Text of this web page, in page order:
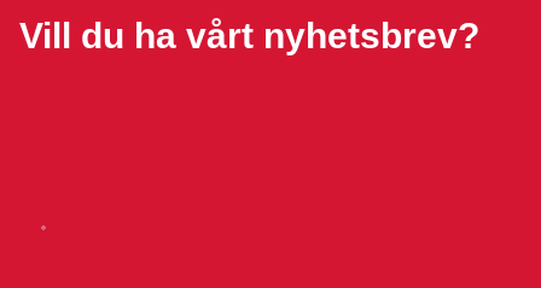
Vill du ha vårt nyhetsbrev?